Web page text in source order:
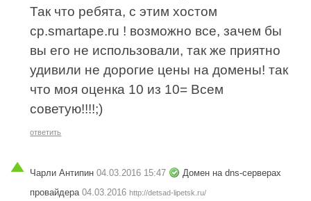
Так что ребята, с этим хостом
cp.smartape.ru ! возможно все, зачем бы
вы его не использовали, так же приятно
удивили не дорогие цены на домены! так
что моя оценка 10 из 10= Всем
советую!!!!;)
ответить
Чарли Антипин 04.03.2016 15:47
Домен на dns-серверах
провайдера04.03.2016 http://detsad-lipetsk.ru/